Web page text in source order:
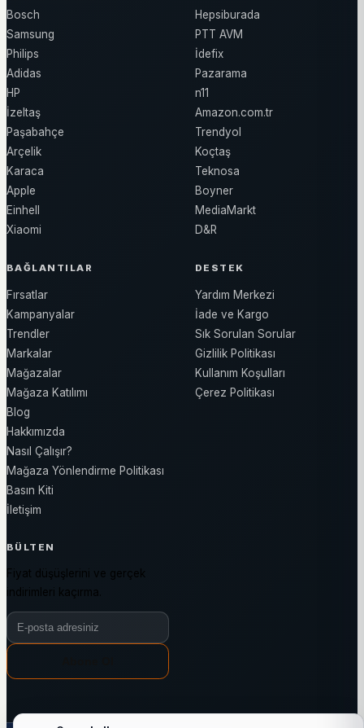
Bosch
Samsung
Philips
Adidas
HP
İzeltaş
Paşabahçe
Arçelik
Karaca
Apple
Einhell
Xiaomi
Hepsiburada
PTT AVM
İdefix
Pazarama
n11
Amazon.com.tr
Trendyol
Koçtaş
Teknosa
Boyner
MediaMarkt
D&R
BAĞLANTILAR
Fırsatlar
Kampanyalar
Trendler
Markalar
Mağazalar
Mağaza Katılımı
Blog
Hakkımızda
Nasıl Çalışır?
Mağaza Yönlendirme Politikası
Basın Kiti
İletişim
DESTEK
Yardım Merkezi
İade ve Kargo
Sık Sorulan Sorular
Gizlilik Politikası
Kullanım Koşulları
Çerez Politikası
BÜLTEN
Fiyat düşüşlerini ve gerçek
indirimleri kaçırma.
Bülten e-posta adresiniz